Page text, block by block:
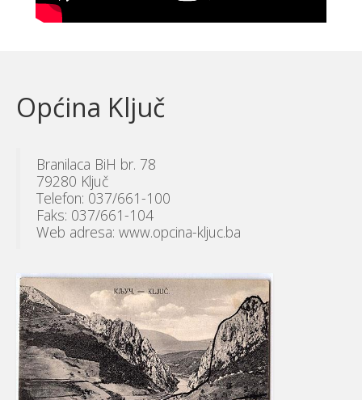
Općina Ključ
Branilaca BiH br. 78
79280 Ključ
Telefon: 037/661-100
Faks: 037/661-104
Web adresa: www.opcina-kljuc.ba